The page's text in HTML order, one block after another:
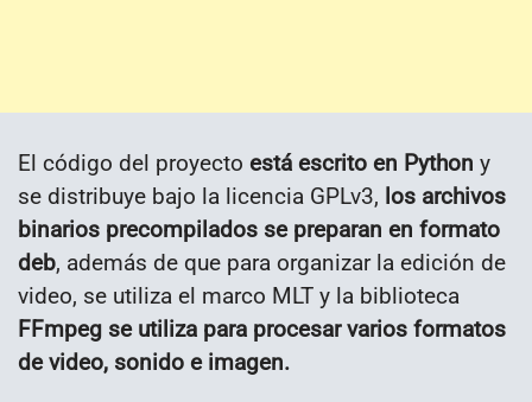
El código del proyecto está escrito en Python y
se distribuye bajo la licencia GPLv3, los archivos
binarios precompilados se preparan en formato
deb, además de que para organizar la edición de
video, se utiliza el marco MLT y la biblioteca
FFmpeg se utiliza para procesar varios formatos
de video, sonido e imagen.